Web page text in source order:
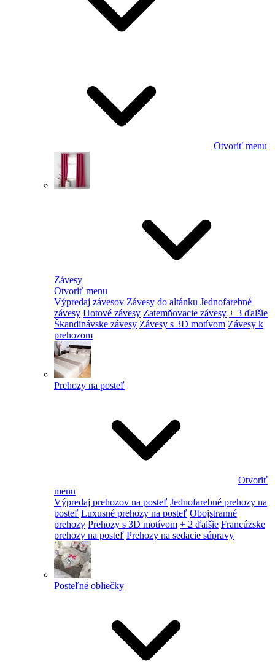
Otvoriť menu
Závesy
Otvoriť menu
Výpredaj závesov Závesy do altánku Jednofarebné
závesy Hotové závesy Zatemňovacie závesy + 3 ďalšie
Škandinávske závesy Závesy s 3D motívom Závesy k
prehozom
Prehozy na posteľ
Otvoriť
menu
Výpredaj prehozov na posteľ Jednofarebné prehozy na
posteľ Luxusné prehozy na posteľ Obojstranné
prehozy Prehozy s 3D motívom + 2 ďalšie Francúzske
prehozy na posteľ Prehozy na sedacie súpravy
Posteľné obliečky